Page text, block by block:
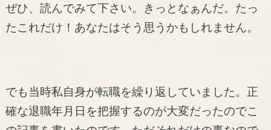
ぜひ、読んでみて下さい。きっとなぁんだ。 たっ
たこれだけ！ あなたはそう思うかもしれません。
でも当時私自身が転職を繰り返していました。正
確な退職年月日を把握するのが大変だったのでこ